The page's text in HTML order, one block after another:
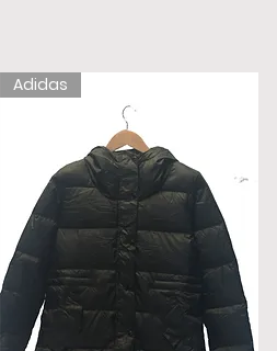
Adidas